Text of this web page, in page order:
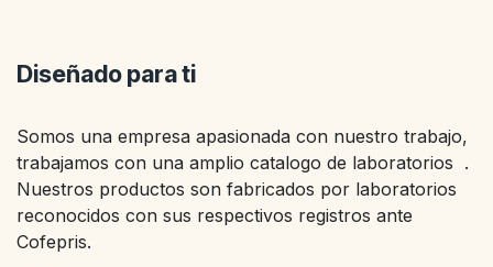
Diseñado para ti
Somos una empresa apasionada con nuestro trabajo,
trabajamos con una amplio catalogo de laboratorios .
Nuestros productos son fabricados por laboratorios
reconocidos con sus respectivos registros ante
Cofepris.